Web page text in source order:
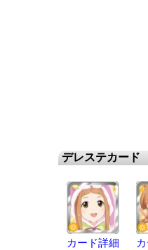
デレステカード
カード詳細